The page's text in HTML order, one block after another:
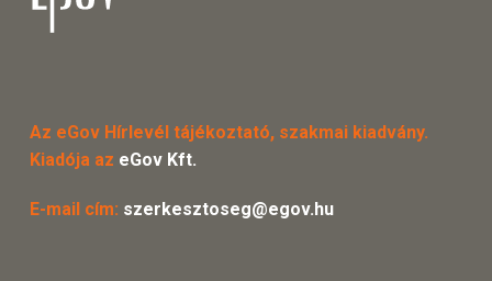
Az eGov Hírlevél tájékoztató, szakmai kiadvány.
Kiadója az eGov Kft.
E-mail cím: szerkesztoseg@egov.hu